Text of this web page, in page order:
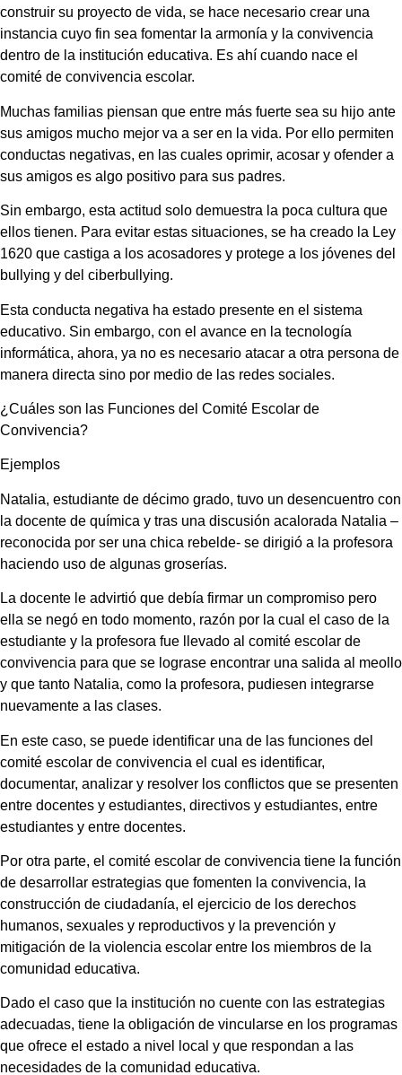
construir su proyecto de vida, se hace necesario crear una
instancia cuyo fin sea fomentar la armonía y la convivencia
dentro de la institución educativa. Es ahí cuando nace el
comité de convivencia escolar.
Muchas familias piensan que entre más fuerte sea su hijo ante
sus amigos mucho mejor va a ser en la vida. Por ello permiten
conductas negativas, en las cuales oprimir, acosar y ofender a
sus amigos es algo positivo para sus padres.
Sin embargo, esta actitud solo demuestra la poca cultura que
ellos tienen. Para evitar estas situaciones, se ha creado la Ley
1620 que castiga a los acosadores y protege a los jóvenes del
bullying y del ciberbullying.
Esta conducta negativa ha estado presente en el sistema
educativo. Sin embargo, con el avance en la tecnología
informática, ahora, ya no es necesario atacar a otra persona de
manera directa sino por medio de las redes sociales.
¿Cuáles son las Funciones del Comité Escolar de
Convivencia?
Ejemplos
Natalia, estudiante de décimo grado, tuvo un desencuentro con
la docente de química y tras una discusión acalorada Natalia –
reconocida por ser una chica rebelde- se dirigió a la profesora
haciendo uso de algunas groserías.
La docente le advirtió que debía firmar un compromiso pero
ella se negó en todo momento, razón por la cual el caso de la
estudiante y la profesora fue llevado al comité escolar de
convivencia para que se lograse encontrar una salida al meollo
y que tanto Natalia, como la profesora, pudiesen integrarse
nuevamente a las clases.
En este caso, se puede identificar una de las funciones del
comité escolar de convivencia el cual es identificar,
documentar, analizar y resolver los conflictos que se presenten
entre docentes y estudiantes, directivos y estudiantes, entre
estudiantes y entre docentes.
Por otra parte, el comité escolar de convivencia tiene la función
de desarrollar estrategias que fomenten la convivencia, la
construcción de ciudadanía, el ejercicio de los derechos
humanos, sexuales y reproductivos y la prevención y
mitigación de la violencia escolar entre los miembros de la
comunidad educativa.
Dado el caso que la institución no cuente con las estrategias
adecuadas, tiene la obligación de vincularse en los programas
que ofrece el estado a nivel local y que respondan a las
necesidades de la comunidad educativa.